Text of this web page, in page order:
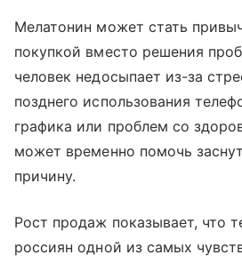
Мелатонин может стать
покупкой вместо решения
человек недосыпает из-за
позднего использования
графика или проблем со
может временно помочь
причину.
Рост продаж показывает, что
россиян одной из самых